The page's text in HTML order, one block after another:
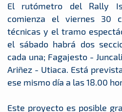
El rutómetro del Rally
comienza el viernes 30
técnicas y el tramo
el sábado habrá dos
cada una; Fagajesto -
Ariñez - Utiaca. Está
ese mismo día a las 18.00
Este proyecto es posible